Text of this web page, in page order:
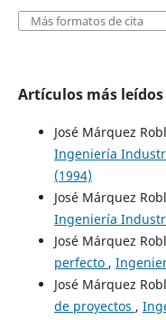
Más formatos de cita
Artículos más
José Márquez
Ingeniería
(1994)
José Márquez
Ingeniería
José Márquez
perfecto ,
José Márquez
de proyectos ,